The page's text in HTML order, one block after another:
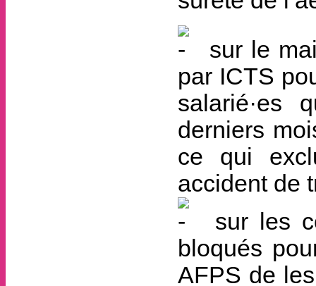
sur le
par ICTS
salarié·es
derniers
ce qui
accident de
sur les
bloqués
AFPS de